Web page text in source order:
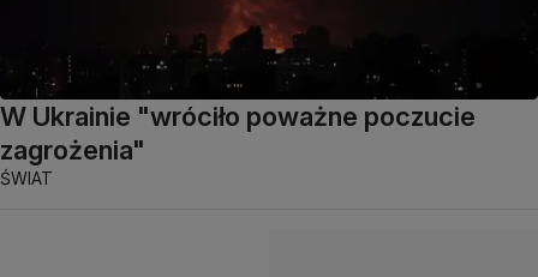
W Ukrainie "wróciło poważne poczucie
zagrożenia"
ŚWIAT